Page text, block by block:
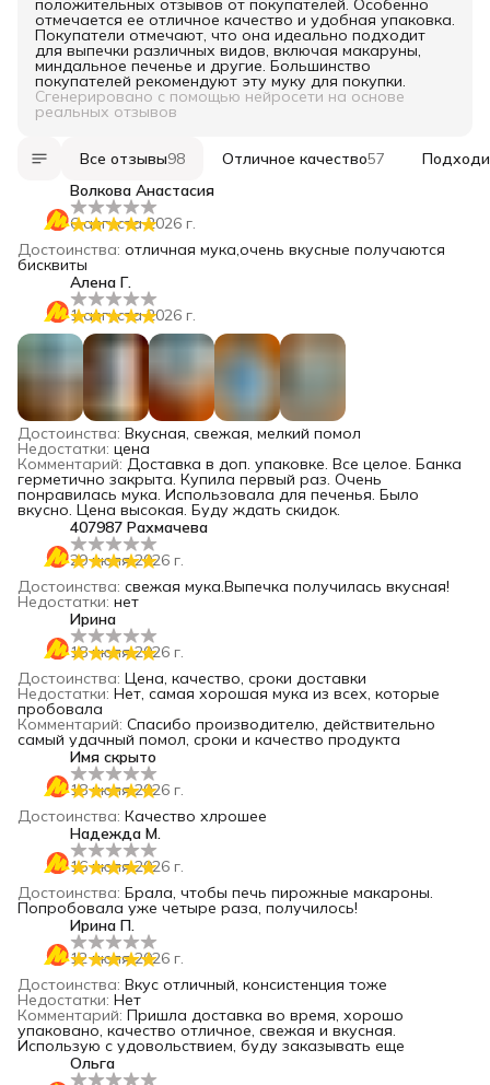
положительных отзывов от покупателей. Особенно
отмечается ее отличное качество и удобная упаковка.
Покупатели отмечают, что она идеально подходит
для выпечки различных видов, включая макаруны,
миндальное печенье и другие. Большинство
покупателей рекомендуют эту муку для покупки.
Сгенерировано с помощью нейросети на основе
реальных отзывов
Все отзывы98 Отличное качество57
Волкова Анастасия
6 августа 2026 г.
Достоинства: отличная мука,очень вкусные получаются
бисквиты
Алена Г.
1 августа 2026 г.
Достоинства: Вкусная, свежая, мелкий помол
Недостатки: цена
Комментарий: Доставка в доп. упаковке. Все целое. Банка
герметично закрыта. Купила первый раз. Очень
понравилась мука. Использовала для печенья. Было
вкусно. Цена высокая. Буду ждать скидок.
407987 Рахмачева
29 июля 2026 г.
Достоинства: свежая мука.Выпечка получилась вкусная!
Недостатки: нет
Ирина
18 июля 2026 г.
Достоинства: Цена, качество, сроки доставки
Недостатки: Нет, самая хорошая мука из всех, которые
пробовала
Комментарий: Спасибо производителю, действительно
самый удачный помол, сроки и качество продукта
Имя скрыто
18 июля 2026 г.
Достоинства: Качество хлрошее
Надежда М.
16 июля 2026 г.
Достоинства: Брала, чтобы печь пирожные макароны.
Попробовала уже четыре раза, получилось!
Ирина П.
12 июля 2026 г.
Достоинства: Вкус отличный, консистенция тоже
Недостатки: Нет
Комментарий: Пришла доставка во время, хорошо
упаковано, качество отличное, свежая и вкусная.
Использую с удовольствием, буду заказывать еще
Ольга